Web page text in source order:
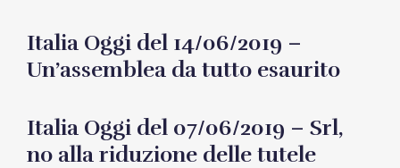
Italia Oggi del 14/06/2019 –
Un’assemblea da tutto esaurito
Italia Oggi del 07/06/2019 – Srl,
no alla riduzione delle tutele